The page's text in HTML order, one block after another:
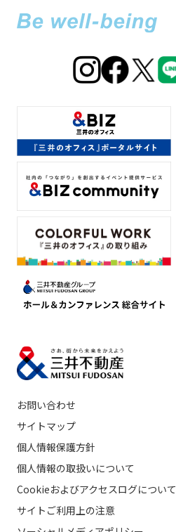
お問い合わせ
サイトマップ
個人情報保護方針
個人情報の取扱いについて
Cookieおよびアクセスログについて
サイトご利用上の注意